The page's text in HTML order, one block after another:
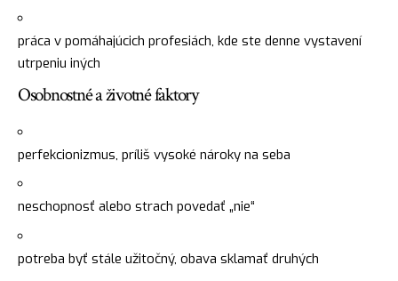
práca v pomáhajúcich profesiách, kde ste denne vystavení
utrpeniu iných
Osobnostné a životné faktory
perfekcionizmus, príliš vysoké nároky na seba
neschopnosť alebo strach povedať „nie“
potreba byť stále užitočný, obava sklamať druhých